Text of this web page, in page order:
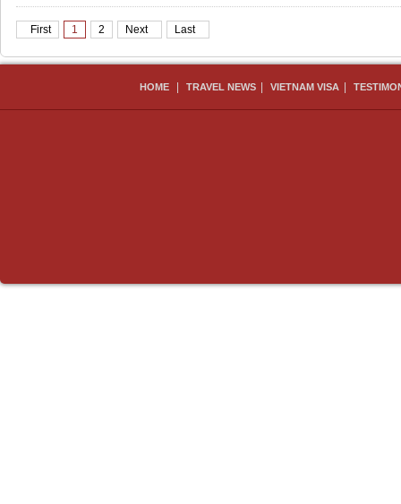
First 1 2 Next Last
HOME TRAVEL NEWS VIETNAM VISA